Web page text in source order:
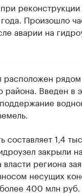
реконструкции
Произошло
аварии на
Введен в
составляет 1,4
закрыли
региона
несущих
400 млн руб.